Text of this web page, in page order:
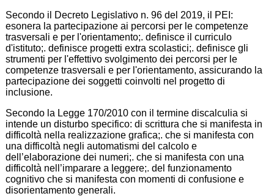
Secondo il Decreto Legislativo n. 96 del 2019, il PEI:
esonera la partecipazione ai percorsi per le competenze
trasversali e per l'orientamento;. definisce il curriculo
d'istituto;. definisce progetti extra scolastici;. definisce gli
strumenti per l'effettivo svolgimento dei percorsi per le
competenze trasversali e per l'orientamento, assicurando la
partecipazione dei soggetti coinvolti nel progetto di
inclusione.
Secondo la Legge 170/2010 con il termine discalculia si
intende un disturbo specifico: di scrittura che si manifesta in
difficoltà nella realizzazione grafica;. che si manifesta con
una difficoltà negli automatismi del calcolo e
dell’elaborazione dei numeri;. che si manifesta con una
difficoltà nell’imparare a leggere;. del funzionamento
cognitivo che si manifesta con momenti di confusione e
disorientamento generali.